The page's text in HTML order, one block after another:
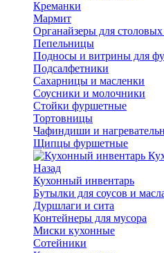
Креманки
Мармит
Органайзеры для
Пепельницы
Подносы и витрины для
Подсалфетники
Сахарницы и масленки
Соусники и молочники
Стойки фуршетные
Тортовницы
Чафиндиши и
Щипцы фуршетные
Назад
Кухонный инвентарь
Бутылки для соусов и
Дуршлаги и сита
Контейнеры для мусора
Миски кухонные
Сотейники